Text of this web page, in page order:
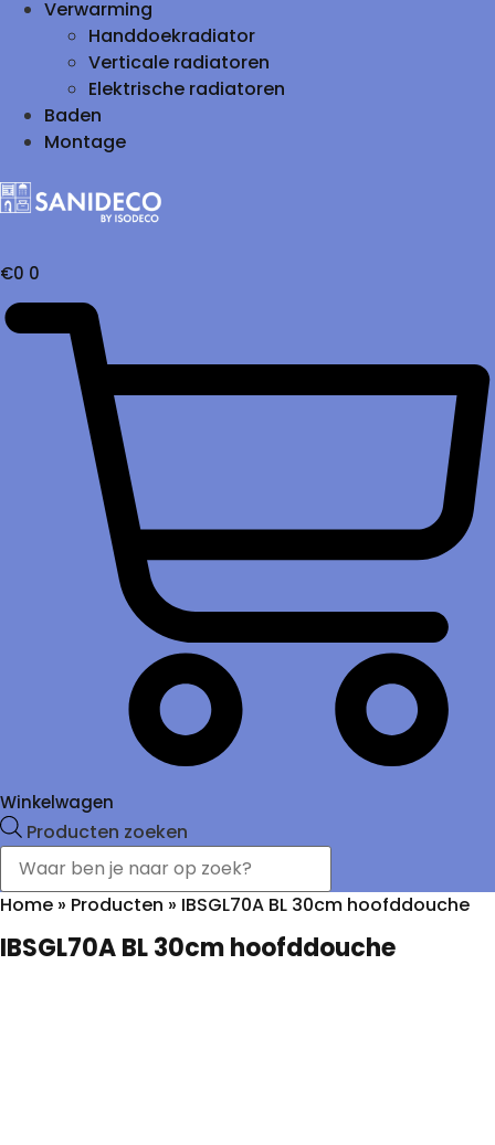
Verwarming
Handdoekradiator
Verticale radiatoren
Elektrische radiatoren
Baden
Montage
€0 0
Winkelwagen
Producten zoeken
Home » Producten » IBSGL70A BL 30cm hoofddouche
IBSGL70A BL 30cm hoofddouche